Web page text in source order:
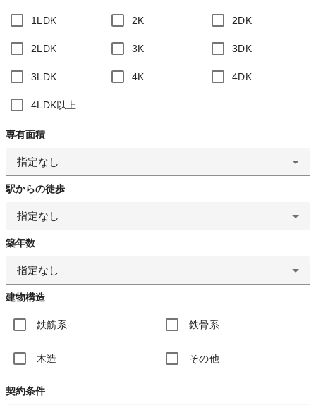
1LDK 2K 2DK
2LDK 3K 3DK
3LDK 4K 4DK
4LDK以上
専有面積
指定なし
駅からの徒歩
指定なし
築年数
指定なし
建物構造
鉄筋系 鉄骨系
木造 その他
契約条件